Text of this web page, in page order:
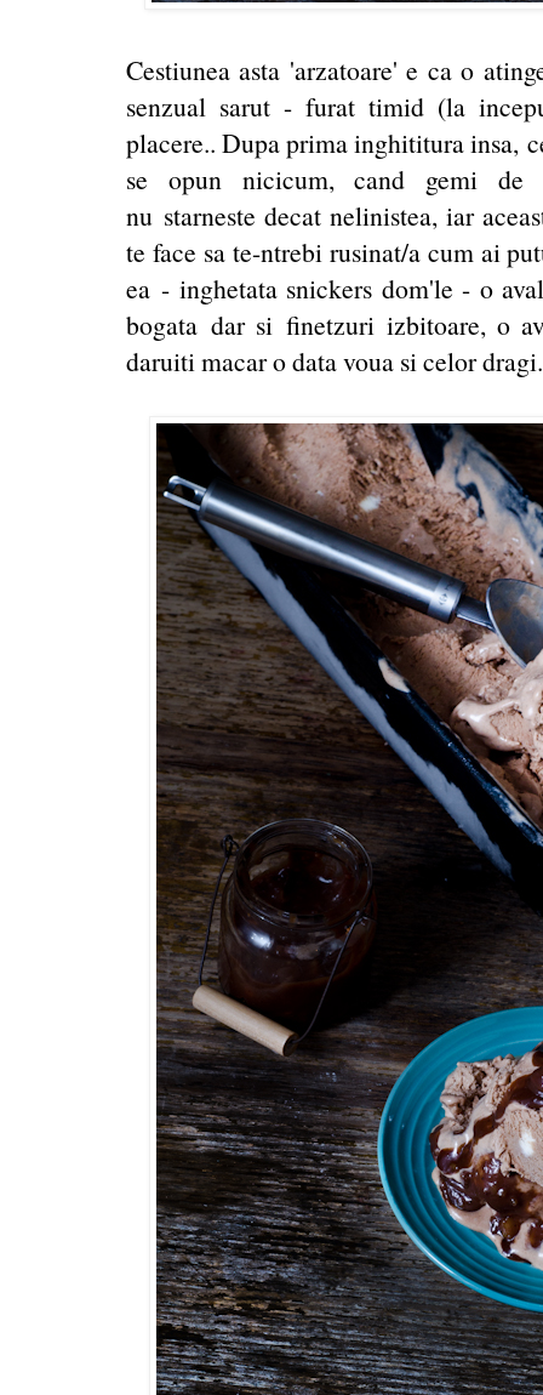
Cestiunea asta 'arzatoare' e ca o
senzual sarut - furat timid (la
placere.. Dupa prima inghititura insa,
se opun nicicum, cand gemi de
nu starneste decat nelinistea, iar
te face sa te-ntrebi rusinat/a cum ai
ea - inghetata snickers dom'le - o
bogata dar si finetzuri izbitoare, o
daruiti macar o data voua si celor dragi.